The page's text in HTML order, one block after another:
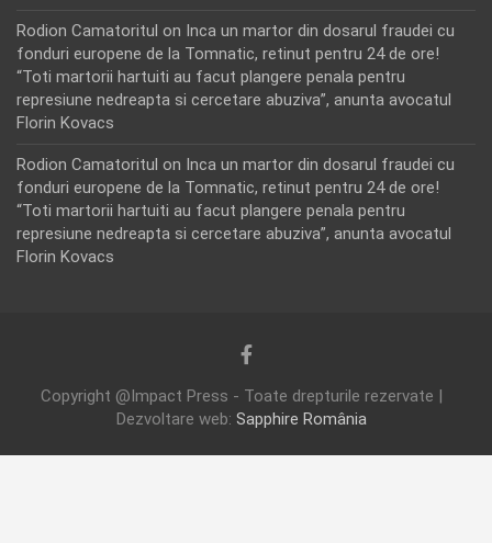
Rodion Camatoritul on Inca un martor din dosarul fraudei cu
fonduri europene de la Tomnatic, retinut pentru 24 de ore!
“Toti martorii hartuiti au facut plangere penala pentru
represiune nedreapta si cercetare abuziva”, anunta avocatul
Florin Kovacs
Rodion Camatoritul on Inca un martor din dosarul fraudei cu
fonduri europene de la Tomnatic, retinut pentru 24 de ore!
“Toti martorii hartuiti au facut plangere penala pentru
represiune nedreapta si cercetare abuziva”, anunta avocatul
Florin Kovacs
Copyright @Impact Press - Toate drepturile rezervate |
Dezvoltare web: Sapphire România